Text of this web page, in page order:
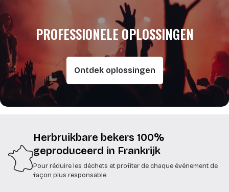
PROFESSIONELE OPLOSSINGEN
Ontdek oplossingen
Herbruikbare bekers 100%
geproduceerd in Frankrijk
Pour réduire les déchets et profiter de chaque événement de
façon plus responsable.